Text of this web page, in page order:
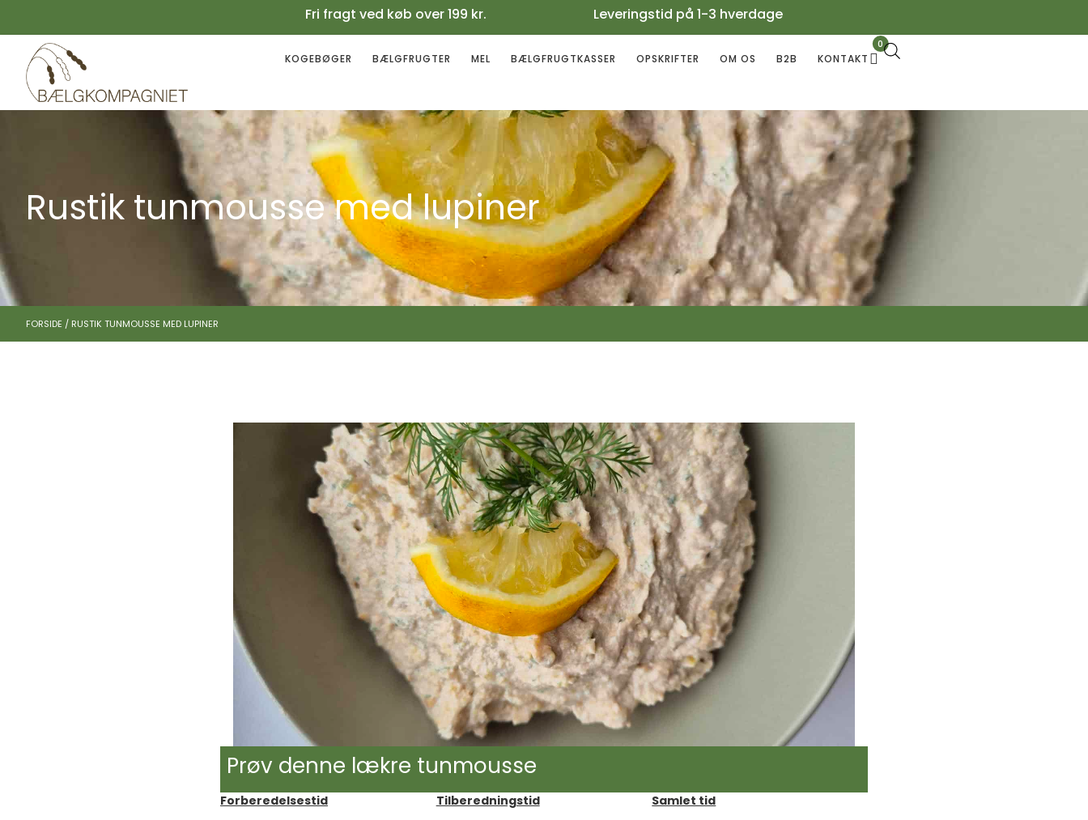
Fri fragt ved køb over 199 kr. Leveringstid på 1-3 hverdage
KOGEBØGER BÆLGFRUGTER MEL BÆLGFRUGTKASSER OPSKRIFTER OM OS B2B KONTAKT
0
Your cart is empty.
Køb for
Subtotal: 0,00kr.
inkl. moms
KASSE
Rustik tunmousse med lupiner
FORSIDE / RUSTIK TUNMOUSSE MED LUPINER
Prøv denne lækre tunmousse
Forberedelsestid
Tilberedningstid
Samlet tid